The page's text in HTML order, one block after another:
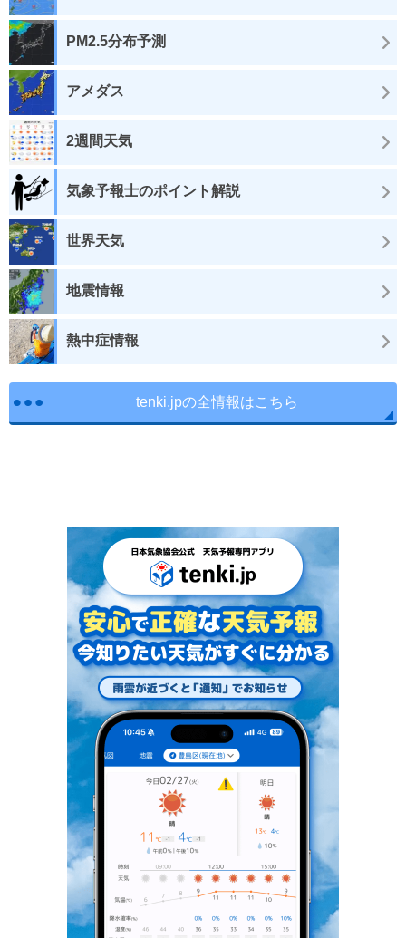
PM2.5分布予測
アメダス
2週間天気
気象予報士のポイント解説
世界天気
地震情報
熱中症情報
tenki.jpの全情報はこちら